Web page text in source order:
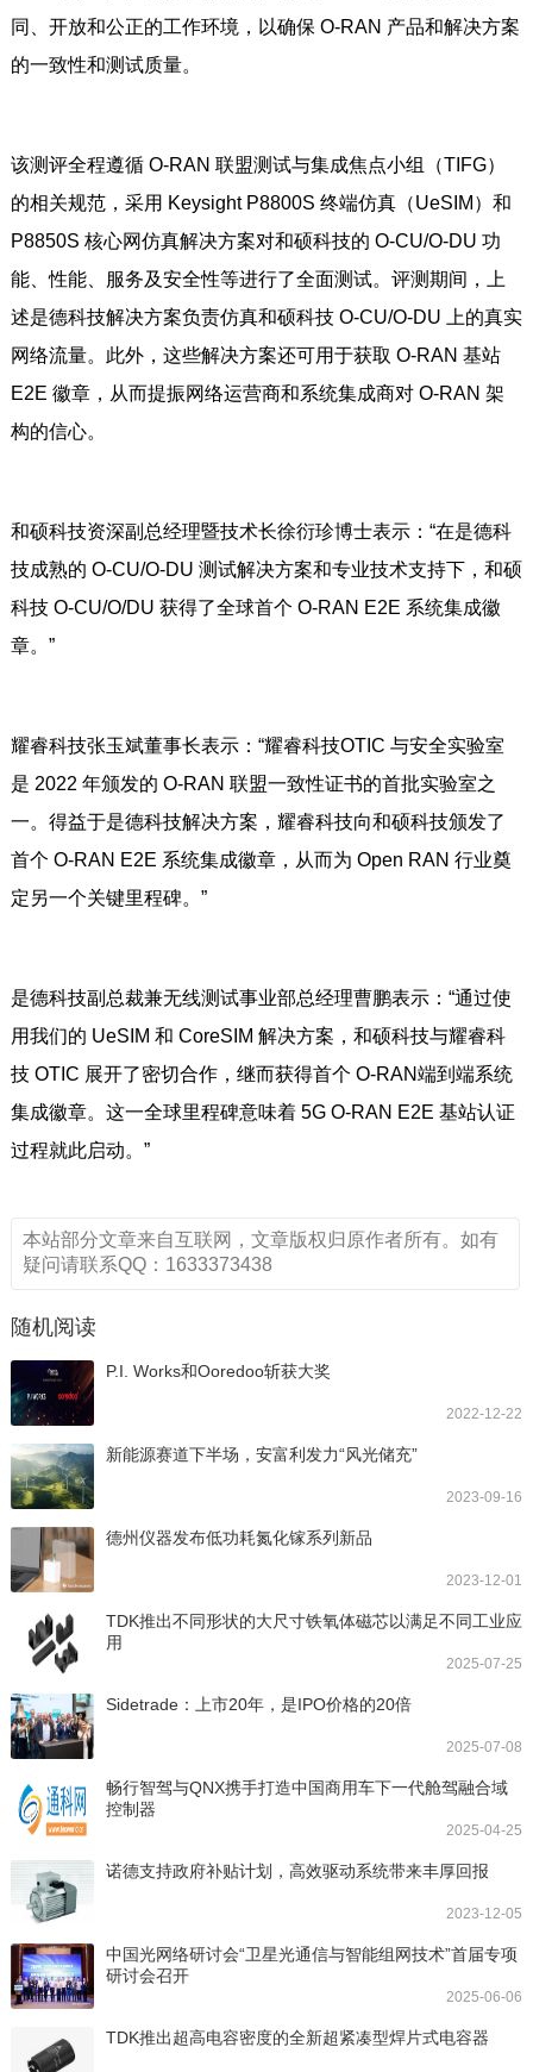
同、开放和公正的工作环境，以确保 O-RAN 产品和解决方案
的一致性和测试质量。
该测评全程遵循 O-RAN 联盟测试与集成焦点小组（TIFG）
的相关规范，采用 Keysight P8800S 终端仿真（UeSIM）和
P8850S 核心网仿真解决方案对和硕科技的 O-CU/O-DU 功
能、性能、服务及安全性等进行了全面测试。评测期间，上
述是德科技解决方案负责仿真和硕科技 O-CU/O-DU 上的真实
网络流量。此外，这些解决方案还可用于获取 O-RAN 基站
E2E 徽章，从而提振网络运营商和系统集成商对 O-RAN 架
构的信心。
和硕科技资深副总经理暨技术长徐衍珍博士表示：“在是德科
技成熟的 O-CU/O-DU 测试解决方案和专业技术支持下，和硕
科技 O-CU/O/DU 获得了全球首个 O-RAN E2E 系统集成徽
章。”
耀睿科技张玉斌董事长表示：“耀睿科技OTIC 与安全实验室
是 2022 年颁发的 O-RAN 联盟一致性证书的首批实验室之
一。得益于是德科技解决方案，耀睿科技向和硕科技颁发了
首个 O-RAN E2E 系统集成徽章，从而为 Open RAN 行业奠
定另一个关键里程碑。”
是德科技副总裁兼无线测试事业部总经理曹鹏表示：“通过使
用我们的 UeSIM 和 CoreSIM 解决方案，和硕科技与耀睿科
技 OTIC 展开了密切合作，继而获得首个 O-RAN端到端系统
集成徽章。这一全球里程碑意味着 5G O-RAN E2E 基站认证
过程就此启动。”
本站部分文章来自互联网，文章版权归原作者所有。如有
疑问请联系QQ：1633373438
随机阅读
P.I. Works和Ooredoo斩获大奖
2022-12-22
新能源赛道下半场，安富利发力“风光储充”
2023-09-16
德州仪器发布低功耗氮化镓系列新品
2023-12-01
TDK推出不同形状的大尺寸铁氧体磁芯以满足不同工业应
用
2025-07-25
Sidetrade：上市20年，是IPO价格的20倍
2025-07-08
畅行智驾与QNX携手打造中国商用车下一代舱驾融合域
控制器
2025-04-25
诺德支持政府补贴计划，高效驱动系统带来丰厚回报
2023-12-05
中国光网络研讨会“卫星光通信与智能组网技术”首届专项
研讨会召开
2025-06-06
TDK推出超高电容密度的全新超紧凑型焊片式电容器